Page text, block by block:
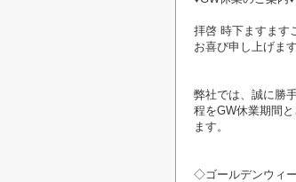
拝啓 時下ますます
お喜び申し上げます
弊社では、誠に勝
程をGW休業期間
ます。
◇ゴールデンウィ